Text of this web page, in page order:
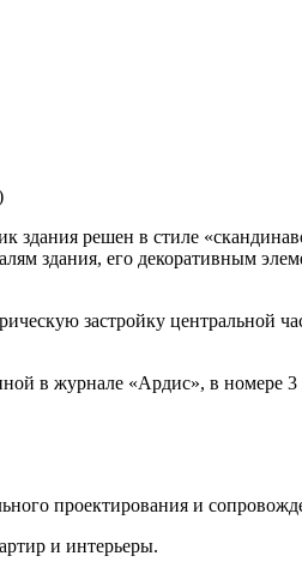
решен в стиле
здания, его декоративным
застройку центральной
в журнале «Ардис», в номере 3
проектирования и
и интерьеры.